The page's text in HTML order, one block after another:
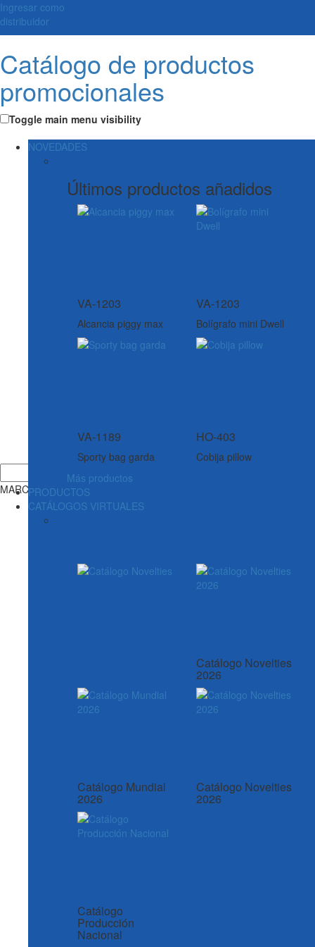
Ingresar como
distribuidor
Catálogo de productos
promocionales
Toggle main menu visibility
NOVEDADES
Últimos productos añadidos
VA-1203
Alcancia piggy max
VA-1203
Bolígrafo mini Dwell
VA-1189
Sporty bag garda
HO-403
Cobija pillow
Más productos
PRODUCTOS
CATÁLOGOS VIRTUALES
Catálogo Novelties
2026
Catálogo Mundial
2026
Catálogo Novelties
2026
Catálogo
Producción
Nacional
MARCAS